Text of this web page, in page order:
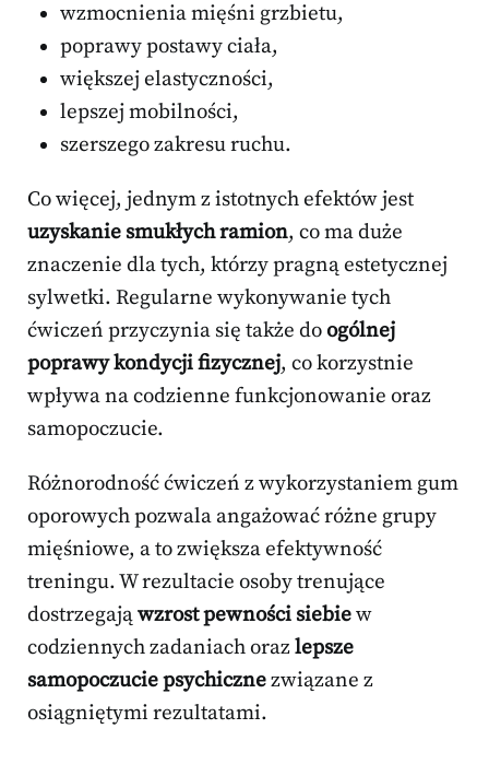
wzmocnienia mięśni grzbietu,
poprawy postawy ciała,
większej elastyczności,
lepszej mobilności,
szerszego zakresu ruchu.
Co więcej, jednym z istotnych efektów jest
uzyskanie smukłych ramion, co ma duże
znaczenie dla tych, którzy pragną estetycznej
sylwetki. Regularne wykonywanie tych
ćwiczeń przyczynia się także doogólnej
poprawy kondycji fizycznej, co korzystnie
wpływa na codzienne funkcjonowanie oraz
samopoczucie.
Różnorodność ćwiczeń z wykorzystaniem gum
oporowych pozwala angażować różne grupy
mięśniowe, a to zwiększa efektywność
treningu. W rezultacie osoby trenujące
dostrzegająwzrost pewności siebiew
codziennych zadaniach orazlepsze
samopoczucie psychicznezwiązane z
osiągniętymi rezultatami.